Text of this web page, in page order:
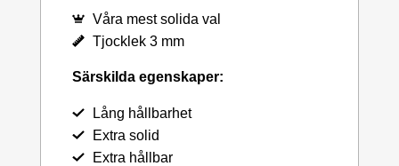
Våra mest solida val
Tjocklek 3 mm
Särskilda egenskaper:
Lång hållbarhet
Extra solid
Extra hållbar